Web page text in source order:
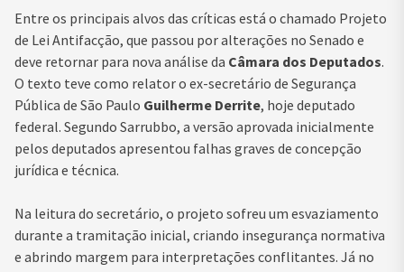
Entre os principais alvos das críticas está o chamado Projeto
de Lei Antifacção, que passou por alterações no Senado e
deve retornar para nova análise da Câmara dos Deputados.
O texto teve como relator o ex-secretário de Segurança
Pública de São Paulo Guilherme Derrite, hoje deputado
federal. Segundo Sarrubbo, a versão aprovada inicialmente
pelos deputados apresentou falhas graves de concepção
jurídica e técnica.
Na leitura do secretário, o projeto sofreu um esvaziamento
durante a tramitação inicial, criando insegurança normativa
e abrindo margem para interpretações conflitantes. Já no